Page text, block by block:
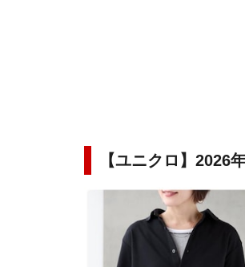
【ユニクロ】2026